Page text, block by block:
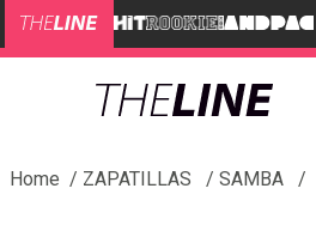
ZAPATILLAS SAMBA